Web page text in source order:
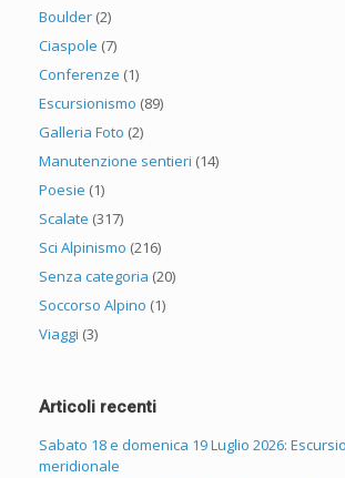
Boulder (2)
Ciaspole (7)
Conferenze (1)
Escursionismo (89)
Galleria Foto (2)
Manutenzione sentieri (14)
Poesie (1)
Scalate (317)
Sci Alpinismo (216)
Senza categoria (20)
Soccorso Alpino (1)
Viaggi (3)
Articoli recenti
Sabato 18 e domenica 19 Luglio 2026:
meridionale